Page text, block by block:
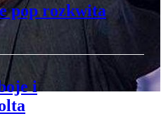
pop rozkwita
i